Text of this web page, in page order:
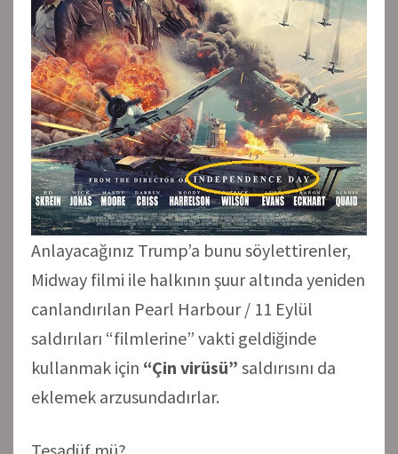
Anlayacağınız Trump’a bunu söylettirenler,
Midway filmi ile halkının şuur altında yeniden
canlandırılan Pearl Harbour / 11 Eylül
saldırıları “filmlerine” vakti geldiğinde
kullanmak için “Çin virüsü” saldırısını da
eklemek arzusundadırlar.